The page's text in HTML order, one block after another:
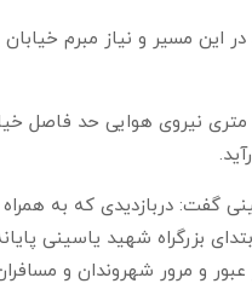
مسیر و نیاز مبرم خیابان
نیروی هوایی حد فاصل
گفت: دربازدیدی که به
بزرگراه شهید یاسینی
و مرور شهروندان و